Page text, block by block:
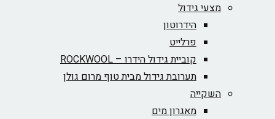
מצעי גידול
הידרוטון
פרלייט
קוביית גידול הידרו – ROCKWOOL‏
תערובת גידול מבית טוף מרום גולן
השקייה
מאגרון מים